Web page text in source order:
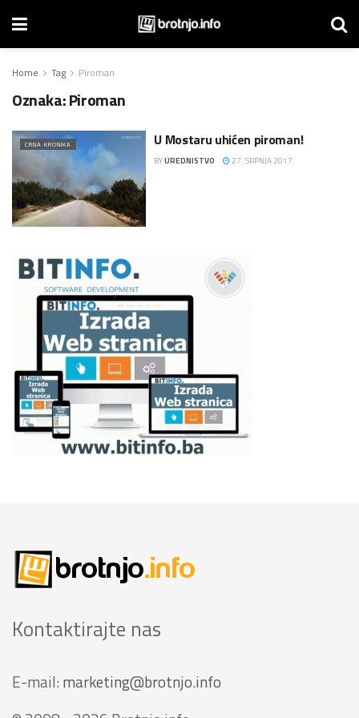
Home Tag Piroman
Oznaka:Piroman
CRNA KRONIKA U Mostaru uhićen piroman!
BYUREDNISTVO 27. SRPNJA 2017.
Kontaktirajte nas
E-mail: marketing@brotnjo.info